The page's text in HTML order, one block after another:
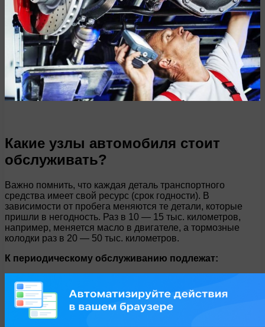
Какие узлы автомобиля стоит
обслуживать?
Важно помнить, что каждая деталь транспортного
средства имеет свой ресурс (срок годности). В
зависимости от пробега меняются те детали, которые
пришли в негодность. Раз в 10 — 15 тыс. километров,
например, меняется масло в двигателе, а тормозные
колодки раз в 20 — 50 тыс. километров.
К периодическому обслуживанию подлежат: